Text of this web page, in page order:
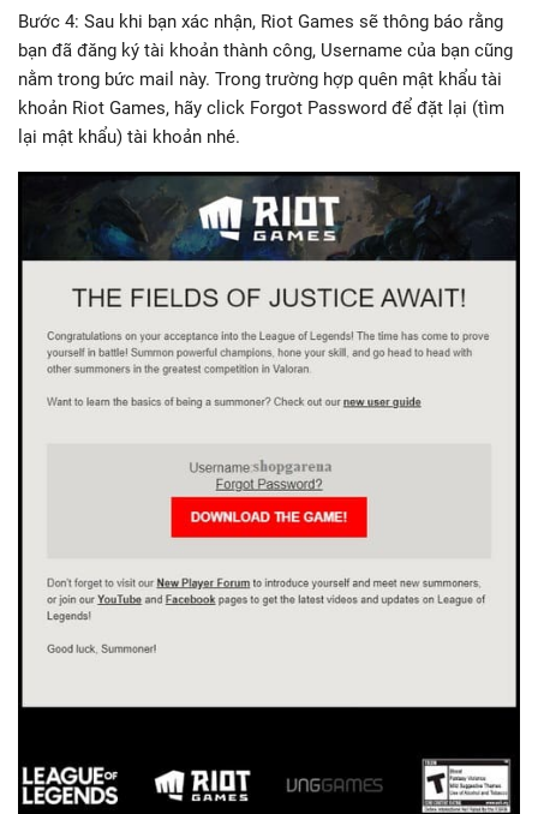
Bước 4: Sau khi bạn xác nhận, Riot Games sẽ thông báo rằng
bạn đã đăng ký tài khoản thành công, Username của bạn cũng
nằm trong bức mail này. Trong trường hợp quên mật khẩu tài
khoản Riot Games, hãy click Forgot Password để đặt lại (tìm
lại mật khẩu) tài khoản nhé.